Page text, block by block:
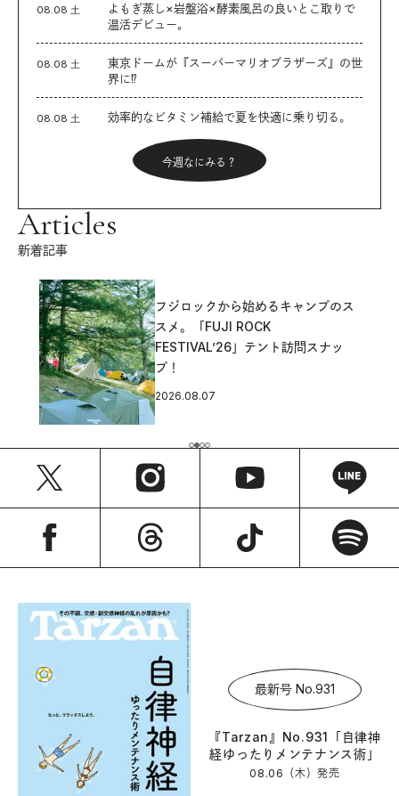
08.08 土
よもぎ蒸し×岩盤浴×酵素風呂の良いとこ取りで
温活デビュー。
08.08 土
東京ドームが『スーパーマリオブラザーズ』の世
界に⁉︎
08.08 土 効率的なビタミン補給で夏を快適に乗り切る。
今週なにみる？
Articles
新着記事
フジロックから始めるキャンプのス
スメ。「FUJI ROCK
FESTIVAL’26」テント訪問スナッ
プ！
2026.08.07
最新号 No.931
『Tarzan』No.931「自律神
経ゆったりメンテナンス術」
08.06（木）発売